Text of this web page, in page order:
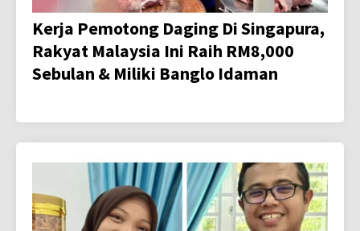
Kerja Pemotong Daging Di Singapura,
Rakyat Malaysia Ini Raih RM8,000
Sebulan & Miliki Banglo Idaman